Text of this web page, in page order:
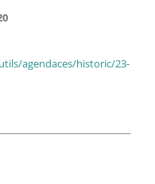
agendaces/historic/23-